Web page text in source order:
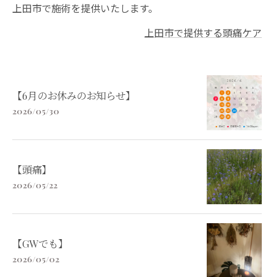
上田市で施術を提供いたします。
上田市で提供する頭痛ケア
【6月のお休みのお知らせ】
2026/05/30
【頭痛】
2026/05/22
【GWでも】
2026/05/02